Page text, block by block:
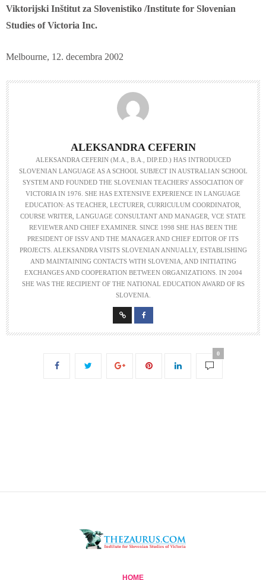
Viktorijski Inštitut za Slovenistiko /Institute for Slovenian
Studies of Victoria Inc.
Melbourne, 12. decembra 2002
ALEKSANDRA CEFERIN
ALEKSANDRA CEFERIN (M.A., B.A., DIP.ED.) HAS INTRODUCED
SLOVENIAN LANGUAGE AS A SCHOOL SUBJECT IN AUSTRALIAN SCHOOL
SYSTEM AND FOUNDED THE SLOVENIAN TEACHERS' ASSOCIATION OF
VICTORIA IN 1976. SHE HAS EXTENSIVE EXPERIENCE IN LANGUAGE
EDUCATION: AS TEACHER, LECTURER, CURRICULUM COORDINATOR,
COURSE WRITER, LANGUAGE CONSULTANT AND MANAGER, VCE STATE
REVIEWER AND CHIEF EXAMINER. SINCE 1998 SHE HAS BEEN THE
PRESIDENT OF ISSV AND THE MANAGER AND CHIEF EDITOR OF ITS
PROJECTS. ALEKSANDRA VISITS SLOVENIAN ANNUALLY, ESTABLISHING
AND MAINTAINING CONTACTS WITH SLOVENIA, AND INITIATING
EXCHANGES AND COOPERATION BETWEEN ORGANIZATIONS. IN 2004
SHE WAS THE RECIPIENT OF THE NATIONAL EDUCATION AWARD OF RS
SLOVENIA.
0
HOME